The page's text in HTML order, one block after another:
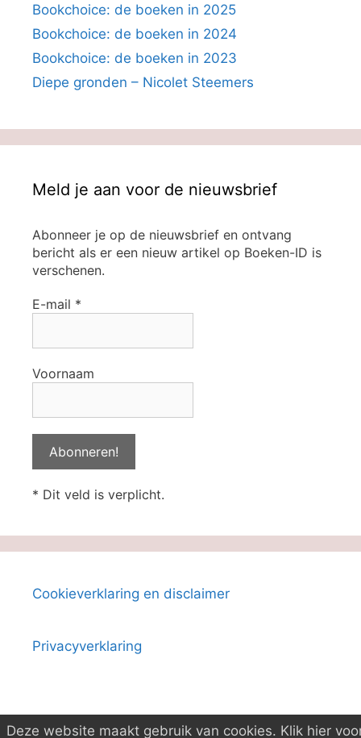
Bookchoice: de boeken in 2025
Bookchoice: de boeken in 2024
Bookchoice: de boeken in 2023
Diepe gronden – Nicolet Steemers
Meld je aan voor de nieuwsbrief
Abonneer je op de nieuwsbrief en ontvang
bericht als er een nieuw artikel op Boeken-ID is
verschenen.
E-mail *
Voornaam
* Dit veld is verplicht.
Cookieverklaring en disclaimer
Privacyverklaring
Deze website maakt gebruik van cookies. Klik hier